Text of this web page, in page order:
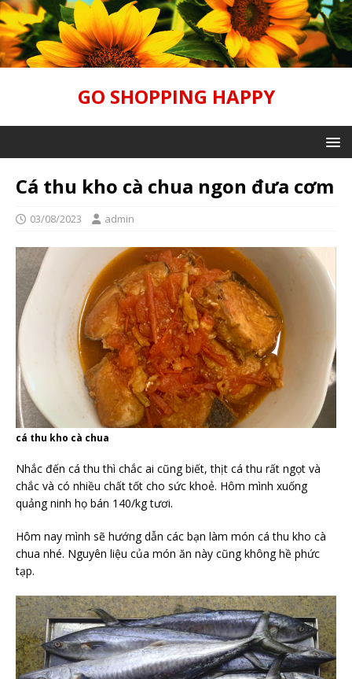
GO SHOPPING HAPPY
Cá thu kho cà chua ngon đưa cơm
03/08/2023 admin
cá thu kho cà chua
Nhắc đến cá thu thì chắc ai cũng biết, thịt cá thu rất ngọt và
chắc và có nhiều chất tốt cho sức khoẻ. Hôm mình xuống
quảng ninh họ bán 140/kg tươi.
Hôm nay mình sẽ hướng dẫn các bạn làm món cá thu kho cà
chua nhé. Nguyên liệu của món ăn này cũng không hề phức
tạp.